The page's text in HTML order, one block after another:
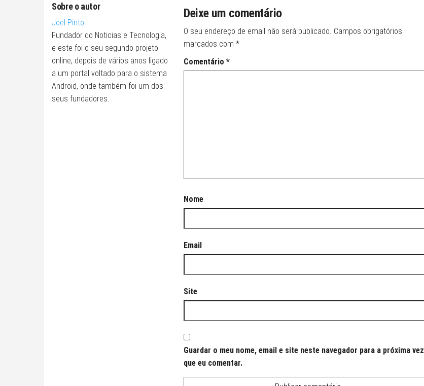
Sobre o autor
Joel Pinto
Fundador do Noticias e Tecnologia,
e este foi o seu segundo projeto
online, depois de vários anos ligado
a um portal voltado para o sistema
Android, onde também foi um dos
seus fundadores.
Deixe um comentário
O seu endereço de email não será publicado. Campos obrigatórios
marcados com *
Comentário *
Nome
Email
Site
Guardar o meu nome, email e site neste navegador para a próxima vez
que eu comentar.